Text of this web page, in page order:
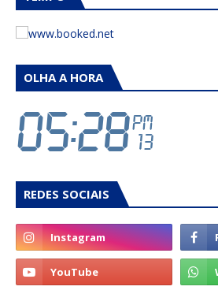
OLHA A HORA
REDES SOCIAIS